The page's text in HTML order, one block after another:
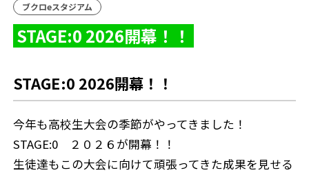
ブクロeスタジアム
STAGE:0 2026開幕！！
STAGE:0 2026開幕！！
今年も高校生大会の季節がやってきました！
STAGE:0 ２０２６が開幕！！
生徒達もこの大会に向けて頑張ってきた成果を見せる